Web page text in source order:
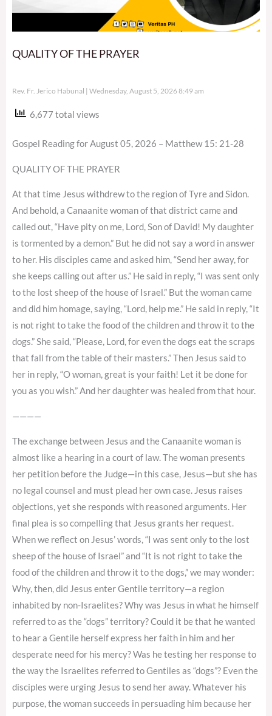
QUALITY OF THE PRAYER
Rev. Fr. Jerico Habunal Wednesday, August 5, 2026 8:49 am
6,677 total views
Gospel Reading for August 05, 2026 – Matthew 15: 21-28
QUALITY OF THE PRAYER
At that time Jesus withdrew to the region of Tyre and Sidon.
And behold, a Canaanite woman of that district came and
called out, “Have pity on me, Lord, Son of David! My daughter
is tormented by a demon.” But he did not say a word in answer
to her. His disciples came and asked him, “Send her away, for
she keeps calling out after us.” He said in reply, “I was sent only
to the lost sheep of the house of Israel.” But the woman came
and did him homage, saying, “Lord, help me.” He said in reply, “It
is not right to take the food of the children and throw it to the
dogs.” She said, “Please, Lord, for even the dogs eat the scraps
that fall from the table of their masters.” Then Jesus said to
her in reply, “O woman, great is your faith! Let it be done for
you as you wish.” And her daughter was healed from that hour.
————
The exchange between Jesus and the Canaanite woman is
almost like a hearing in a court of law. The woman presents
her petition before the Judge—in this case, Jesus—but she has
no legal counsel and must plead her own case. Jesus raises
objections, yet she responds with reasoned arguments. Her
final plea is so compelling that Jesus grants her request.
When we reflect on Jesus’ words, “I was sent only to the lost
sheep of the house of Israel” and “It is not right to take the
food of the children and throw it to the dogs,” we may wonder:
Why, then, did Jesus enter Gentile territory—a region
inhabited by non-Israelites? Why was Jesus in what he himself
referred to as the “dogs” territory? Could it be that he wanted
to hear a Gentile herself express her faith in him and her
desperate need for his mercy? Was he testing her response to
the way the Israelites referred to Gentiles as “dogs”? Even the
disciples were urging Jesus to send her away. Whatever his
purpose, the woman succeeds in persuading him because her